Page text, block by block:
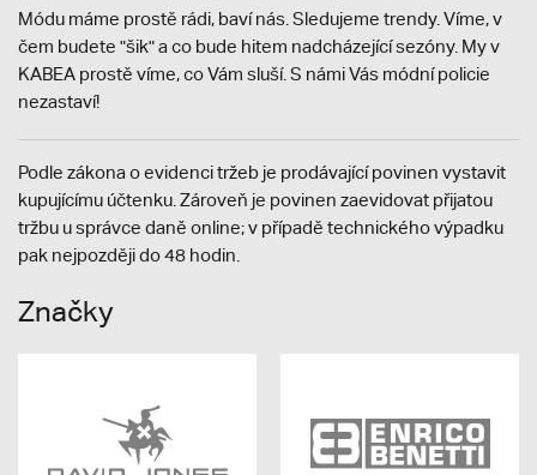
Módu máme prostě rádi, baví nás. Sledujeme trendy. Víme, v
čem budete "šik" a co bude hitem nadcházející sezóny. My v
KABEA prostě víme, co Vám sluší. S námi Vás módní policie
nezastaví!
Podle zákona o evidenci tržeb je prodávající povinen vystavit
kupujícímu účtenku. Zároveň je povinen zaevidovat přijatou
tržbu u správce daně online; v případě technického výpadku
pak nejpozději do 48 hodin.
Značky